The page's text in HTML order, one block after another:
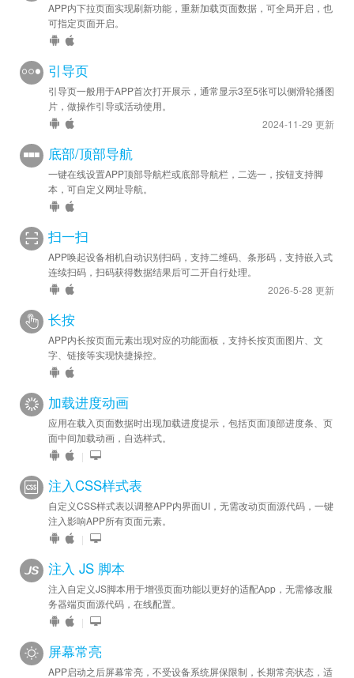
APP内下拉页面实现刷新功能，重新加载页面数据，可全局开启，也
可指定页面开启。
引导页
引导页一般用于APP首次打开展示，通常显示3至5张可以侧滑轮播图
片，做操作引导或活动使用。
2024-11-29 更新
底部/顶部导航
一键在线设置APP顶部导航栏或底部导航栏，二选一，按钮支持脚
本，可自定义网址导航。
扫一扫
APP唤起设备相机自动识别扫码，支持二维码、条形码，支持嵌入式
连续扫码，扫码获得数据结果后可二开自行处理。
2026-5-28 更新
长按
APP内长按页面元素出现对应的功能面板，支持长按页面图片、文
字、链接等实现快捷操控。
加载进度动画
应用在载入页面数据时出现加载进度提示，包括页面顶部进度条、页
面中间加载动画，自选样式。
|
注入CSS样式表
自定义CSS样式表以调整APP内界面UI，无需改动页面源代码，一键
注入影响APP所有页面元素。
|
注入 JS 脚本
注入自定义JS脚本用于增强页面功能以更好的适配App，无需修改服
务器端页面源代码，在线配置。
|
屏幕常亮
APP启动之后屏幕常亮，不受设备系统屏保限制，长期常亮状态，适